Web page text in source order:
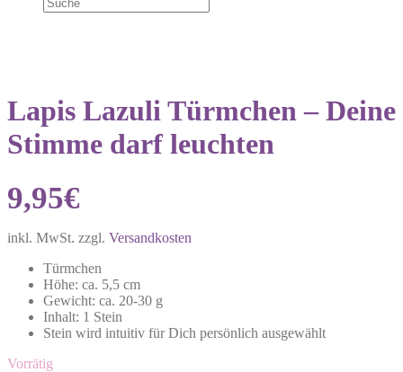
Lapis Lazuli Türmchen – Deine
Stimme darf leuchten
9,95€
inkl. MwSt. zzgl. Versandkosten
Türmchen
Höhe: ca. 5,5 cm
Gewicht: ca. 20-30 g
Inhalt: 1 Stein
Stein wird intuitiv für Dich persönlich ausgewählt
Vorrätig